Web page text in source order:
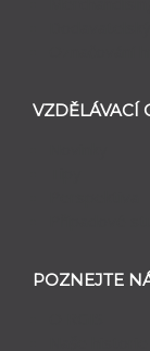
VZDĚLÁVACÍ
POZNEJTE